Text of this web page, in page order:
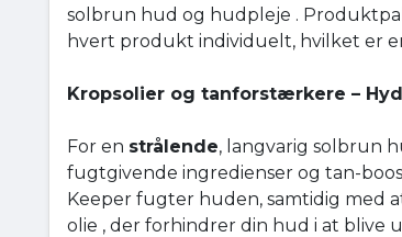
solbrun hud og hudpleje .
hvert produkt individuelt, hvilket er
Kropsolier og tanforstærkere –
For en strålende, langvarig solbrun
fugtgivende ingredienser og tan-
Keeper fugter huden, samtidig med
olie , der forhindrer din hud i at blive